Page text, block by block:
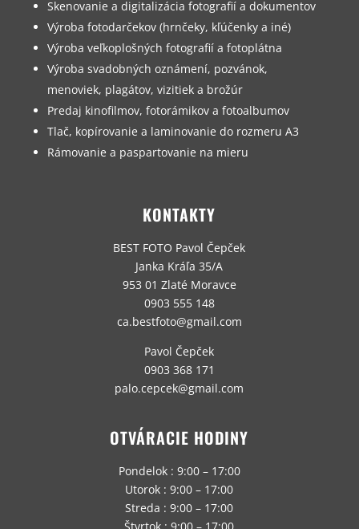
Skenovanie a digitalizácia fotografií a dokumentov
Výroba fotodarčekov (hrnčeky, kľúčenky a iné)
Výroba veľkoplošných fotografií a fotoplátna
Výroba svadobných oznámení, pozvánok,
menoviek, plagátov, vizitiek a brožúr
Predaj kinofilmov, fotorámikov a fotoalbumov
Tlač, kopírovanie a laminovanie do rozmeru A3
Rámovanie a paspartovanie na mieru
KONTAKTY
BEST FOTO Pavol Čepček
Janka Kráľa 35/A
953 01 Zlaté Moravce
0903 555 148
ca.bestfoto@gmail.com
Pavol Čepček
0903 368 171
palo.cepcek@gmail.com
OTVÁRACIE HODINY
Pondelok : 9:00 – 17:00
Utorok : 9:00 – 17:00
Streda : 9:00 – 17:00
Štvrtok : 9:00 – 17:00